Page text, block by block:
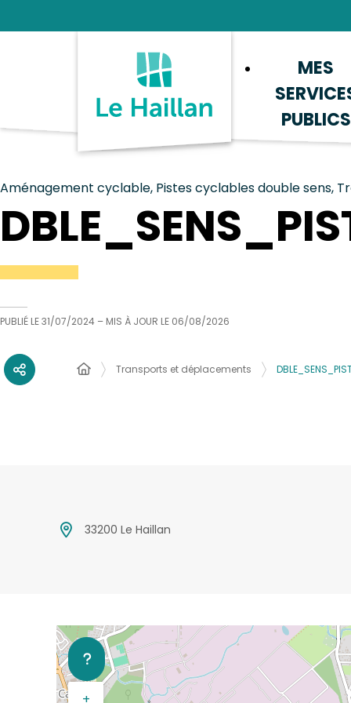
MES
PUBLICS
Aménagement cyclable, Pistes cyclables double sens,
PUBLIÉ LE31/07/2024 – MIS À JOUR LE 06/08/2026
Transports et déplacements
33200 Le Haillan
+